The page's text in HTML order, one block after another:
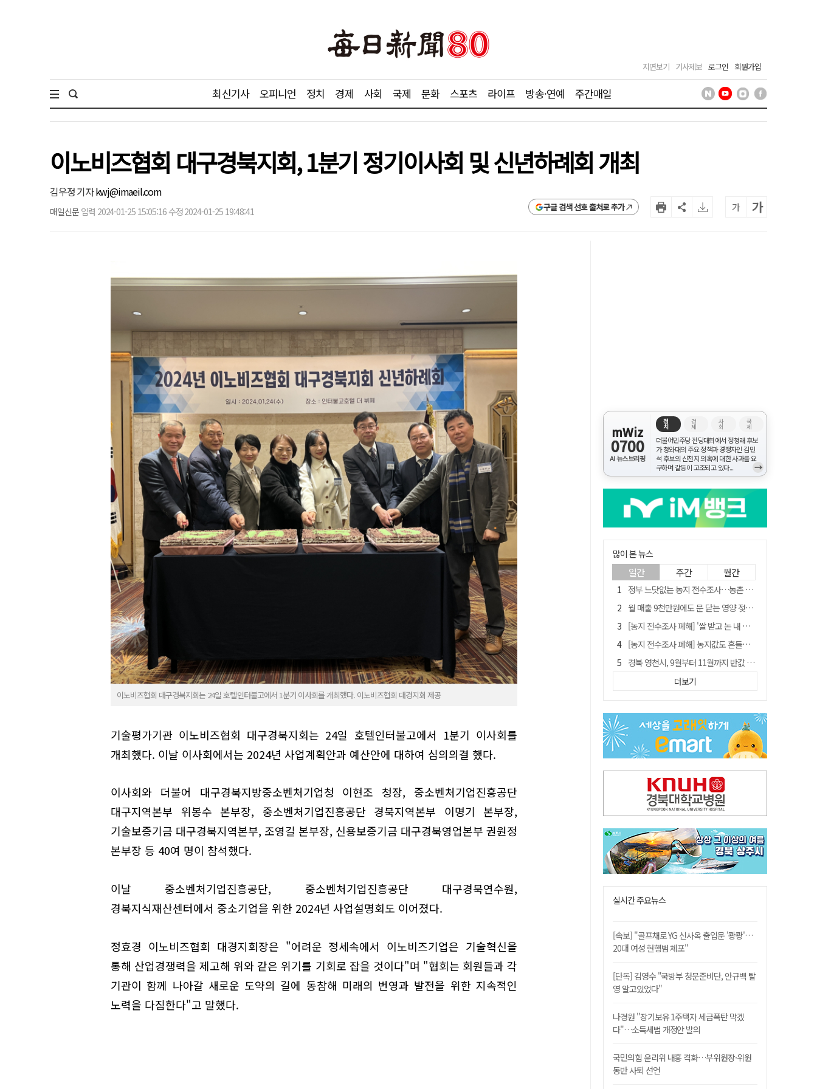
지면보기 기사제보 로그인 회원가입
최신기사 오피니언 정치 경제 사회 국제 문화 스포츠 라이프 방송·연예 주간매일
이노비즈협회 대구경북지회, 1분기 정기이사회 및 신년하례회 개최
김우정 기자kwj@imaeil.com
매일신문 입력 2024-01-25 15:05:16 수정 2024-01-25 19:48:41 구글 검색 선호 출처로 추가 가 가
이노비즈협회 대구경북지회는 24일 호텔인터불고에서 1분기 이사회를 개최했다. 이노비즈협회 대경지회 제공
기술평가기관 이노비즈협회 대구경북지회는 24일 호텔인터불고에서 1분기 이사회를
개최했다. 이날 이사회에서는 2024년 사업계획안과 예산안에 대하여 심의의결 했다.
이사회와 더불어 대구경북지방중소벤처기업청 이현조 청장, 중소벤처기업진흥공단
대구지역본부 위봉수 본부장, 중소벤처기업진흥공단 경북지역본부 이명기 본부장,
기술보증기금 대구경북지역본부, 조영길 본부장, 신용보증기금 대구경북영업본부 권원정
본부장 등 40여 명이 참석했다.
이날 중소벤처기업진흥공단, 중소벤처기업진흥공단 대구경북연수원,
경북지식재산센터에서 중소기업을 위한 2024년 사업설명회도 이어졌다.
정효경 이노비즈협회 대경지회장은 "어려운 정세속에서 이노비즈기업은 기술혁신을
통해 산업경쟁력을 제고해 위와 같은 위기를 기회로 잡을 것이다"며 "협회는 회원들과 각
기관이 함께 나아갈 새로운 도약의 길에 동참해 미래의 번영과 발전을 위한 지속적인
노력을 다짐한다"고 말했다.
mWiz
0700
AI 뉴스브리핑
정
치
경
제
사
회
국
제
더불어민주당 전당대회에서 정청래 후보
가 청와대의 주요 정책과 경쟁자인 김민
석 후보의 신천지 의혹에 대한 사과를 요
구하며 갈등이 고조되고 있다...
→
많이 본 뉴스
일간 주간 월간
정부 느닷없는 농지 전수조사…농촌 들쑤시는 '경자유전'의 칼날
월 매출 9천만원에도 문 닫는 영양 젖소농장… "일할 사람이 없어"
[농지 전수조사 폐해] '쌀 받고 논 내 준' 도지농 이제 어쩌나?
[농지 전수조사 폐해] 농지값도 흔들리나…"도지 막히면 헐값 매물 나올 수도"
경북 영천시, 9월부터 11월까지 반값 여행 혜택 제공
'솔리다임 IPO 추진설' SK하이닉스, 주가 9% 급락
[농지 전수조사 폐해] 실경작농·청년농 부담도 커진다
아쉬운 태클
TK신공항 참여 주저한 LH, 광주군공항 사업에는 앞장
더보기
실시간 주요뉴스
[속보] "골프채로 YG 신사옥 출입문 '쾅쾅'…
20대 여성 현행범 체포"
[단독] 김영수 "국방부 청문준비단, 안규백 탈
영 알고있었다"
나경원 "장기보유 1주택자 세금폭탄 막겠
다"…소득세법 개정안 발의
국민의힘 윤리위 내홍 격화…부위원장·위원
동반 사퇴 선언